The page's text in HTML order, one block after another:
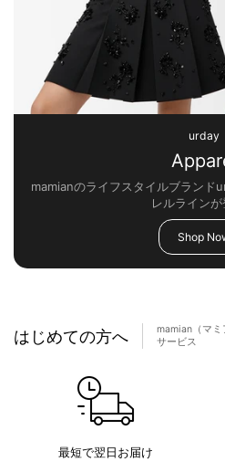
urday
mamianのライフスタイルブランド
レルラインが
Shop
はじめての方へ
mamian（マ
サービス
最短で翌日お届け